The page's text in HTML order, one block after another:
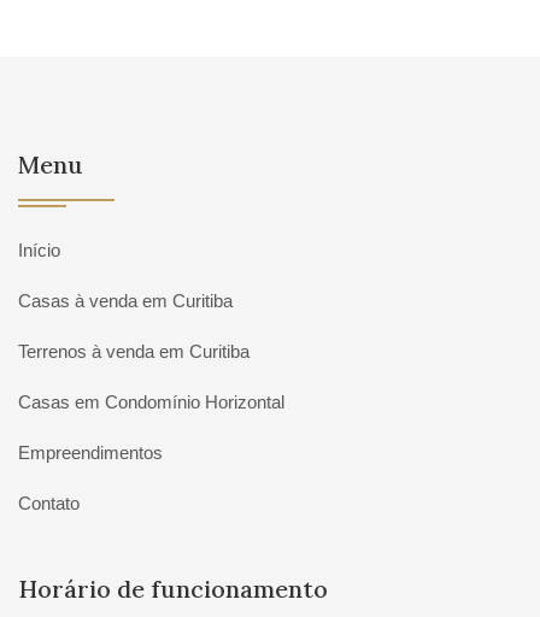
Menu
Início
Casas à venda em Curitiba
Terrenos à venda em Curitiba
Casas em Condomínio Horizontal
Empreendimentos
Contato
Horário de funcionamento